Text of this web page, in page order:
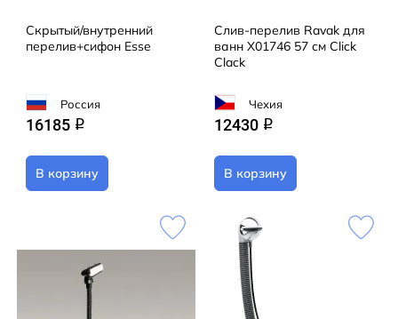
Скрытый/внутренний
перелив+сифон Esse
Россия
16185 q
В корзину
Слив-перелив Ravak для
ванн X01746 57 см Click
Clack
Чехия
12430 q
В корзину